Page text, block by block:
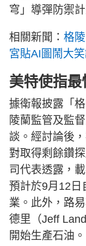
穹」導彈防禦
相關新聞： 格
宮貼AI圖鬧大
美特使指
據衛報披露「
陵蘭監管及監
談。經討論後
對取得剩餘鑽
司代表透露，
預計於9月12日
業。此外，路
德里（Jeff
開始生產石油。